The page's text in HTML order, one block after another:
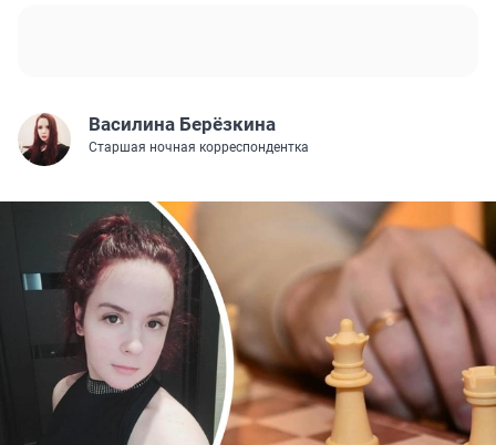
Василина Берёзкина
Старшая ночная корреспондентка